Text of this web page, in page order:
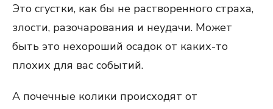
Это сгустки, как бы не растворенного страха,
злости, разочарования и неудачи. Может
быть это нехороший осадок от каких-то
плохих для вас событий.
А почечные колики происходят от